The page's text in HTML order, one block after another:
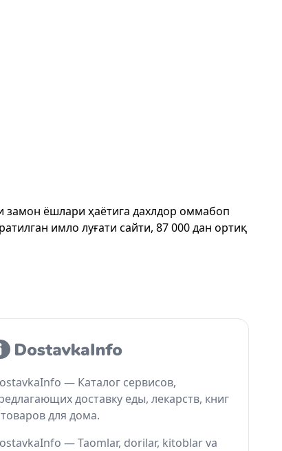
замон ёшлари ҳаётига дахлдор оммабоп
имло луғати сайти, 87 000 дан ортиқ
— Каталог сервисов,
доставку еды, лекарств, книг
для дома.
— Taomlar, dorilar, kitoblar va